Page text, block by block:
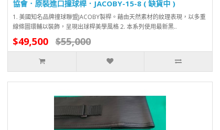
協會．原裝進口撞球桿．JACOBY-15-8 ( 缺貨中 )
1. 美國知名品牌撞球聯盟JACOBY製桿。藉由天然素材的紋理表現，以多重
線條圖環輔以裝飾，呈現出球桿美學風格 2. 本系列使用最新黑..
$49,500 $55,000